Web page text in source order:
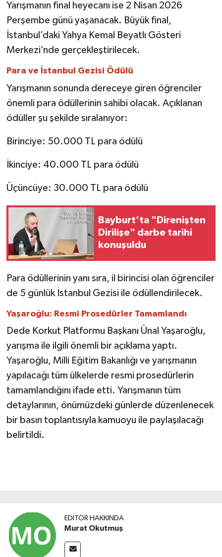
Yarışmanın final heyecanı ise 2 Nisan 2026
Perşembe günü yaşanacak. Büyük final,
İstanbul’daki Yahya Kemal Beyatlı Gösteri
Merkezi’nde gerçekleştirilecek.
Para ve İstanbul Gezisi Ödülü
Yarışmanın sonunda dereceye giren öğrenciler
önemli para ödüllerinin sahibi olacak. Açıklanan
ödüller şu şekilde sıralanıyor:
Birinciye: 50.000 TL para ödülü
İkinciye: 40.000 TL para ödülü
Üçüncüye: 30.000 TL para ödülü
Bayburt’ta "Direnişten
Dirilişe" darbe tarihi
konuşuldu
Para ödüllerinin yanı sıra, il birincisi olan öğrenciler
de 5 günlük İstanbul Gezisi ile ödüllendirilecek.
Yaşaroğlu: Resmi Prosedürler Tamamlandı
Dede Korkut Platformu Başkanı Ünal Yaşaroğlu,
yarışma ile ilgili önemli bir açıklama yaptı.
Yaşaroğlu, Milli Eğitim Bakanlığı ve yarışmanın
yapılacağı tüm ülkelerde resmi prosedürlerin
tamamlandığını ifade etti. Yarışmanın tüm
detaylarının, önümüzdeki günlerde düzenlenecek
bir basın toplantısıyla kamuoyu ile paylaşılacağı
belirtildi.
EDITÖR HAKKINDA
Murat Okutmuş